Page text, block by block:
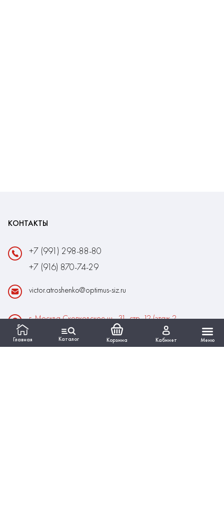
Главная Каталог Корзина Кабинет Меню
КОНТАКТЫ
+7 (991) 298-88-80
+7 (916) 870-74-29
victor.atroshenko@optimus-siz.ru
г. Москва Сколковское ш., 31, стр. 12 (этаж 2,
помещение 22)
Время работы: